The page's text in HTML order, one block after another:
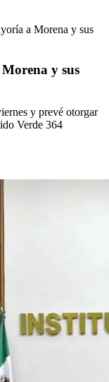
a Morena y sus
y sus
y prevé otorgar
Verde 364